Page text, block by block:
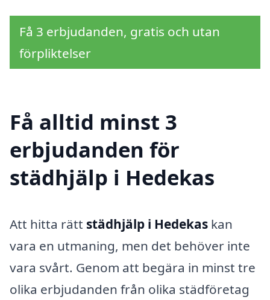
Få 3 erbjudanden, gratis och utan
förpliktelser
Få alltid minst 3
erbjudanden för
städhjälp i Hedekas
Att hitta rätt städhjälp i Hedekas kan
vara en utmaning, men det behöver inte
vara svårt. Genom att begära in minst tre
olika erbjudanden från olika städföretag